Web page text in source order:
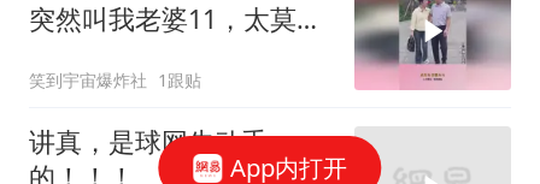
突然叫我老婆11，太莫名
笑到宇宙爆炸社 1跟贴
讲真，是球网先动手
的！！！
App内打开